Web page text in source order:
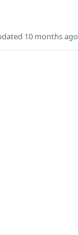
10 months ago